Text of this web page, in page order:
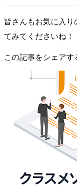
皆さんもお気に入
てみてくださいね！
この記事をシェアす